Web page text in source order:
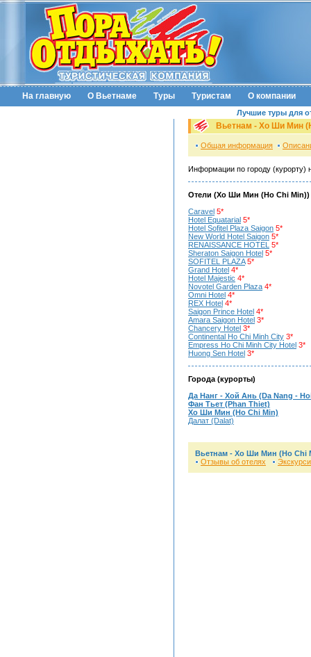
На главную О Вьетнаме Туры Туристам О компании
Лучшие туры для
Вьетнам - Хо Ши Мин
Общая информация
Информации по городу (курорту)
Отели (Хо Ши Мин (Ho Chi Min))
Caravel 5*
Hotel Equatarial 5*
Hotel Sofitel Plaza Saigon 5*
New World Hotel Saigon 5*
RENAISSANCE HOTEL 5*
Sheraton Saigon Hotel 5*
SOFITEL PLAZA 5*
Grand Hotel 4*
Hotel Majestic 4*
Novotel Garden Plaza 4*
Omni Hotel 4*
REX Hotel 4*
Saigon Prince Hotel 4*
Amara Saigon Hotel 3*
Chancery Hotel 3*
Continental Ho Chi Minh City 3*
Empress Ho Chi Minh City Hotel 3*
Huong Sen Hotel 3*
Города (курорты)
Да Нанг - Хой Ань (Da Nang -
Фан Тьет (Phan Thiet)
Хо Ши Мин (Ho Chi Min)
Далат (Dalat)
Вьетнам - Хо Ши Мин (Ho Chi
Отзывы об отелях